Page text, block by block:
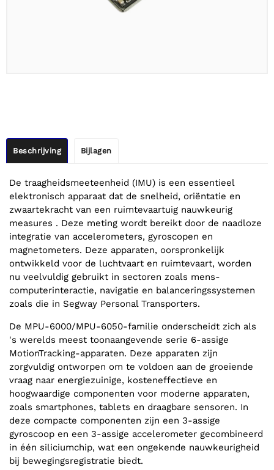
Beschrijving Bijlagen
De traagheidsmeeteenheid (IMU) is een essentieel
elektronisch apparaat dat de snelheid, oriëntatie en
zwaartekracht van een ruimtevaartuig nauwkeurig
measures . Deze meting wordt bereikt door de naadloze
integratie van accelerometers, gyroscopen en
magnetometers. Deze apparaten, oorspronkelijk
ontwikkeld voor de luchtvaart en ruimtevaart, worden
nu veelvuldig gebruikt in sectoren zoals mens-
computerinteractie, navigatie en balanceringssystemen
zoals die in Segway Personal Transporters.
De MPU-6000/MPU-6050-familie onderscheidt zich als
's werelds meest toonaangevende serie 6-assige
MotionTracking-apparaten. Deze apparaten zijn
zorgvuldig ontworpen om te voldoen aan de groeiende
vraag naar energiezuinige, kosteneffectieve en
hoogwaardige componenten voor moderne apparaten,
zoals smartphones, tablets en draagbare sensoren. In
deze compacte componenten zijn een 3-assige
gyroscoop en een 3-assige accelerometer gecombineerd
in één siliciumchip, wat een ongekende nauwkeurigheid
bij bewegingsregistratie biedt.